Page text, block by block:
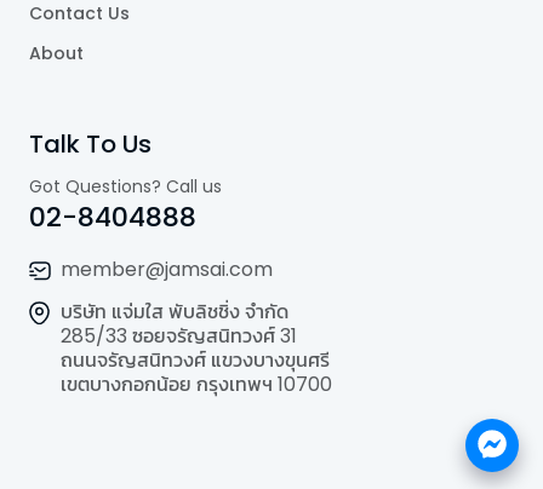
Contact Us
About
Talk To Us
Got Questions? Call us
02-8404888
member@jamsai.com
บริษัท แจ่มใส พับลิชชิ่ง จำกัด
285/33 ซอยจรัญสนิทวงศ์ 31
ถนนจรัญสนิทวงศ์ แขวงบางขุนศรี
เขตบางกอกน้อย กรุงเทพฯ 10700